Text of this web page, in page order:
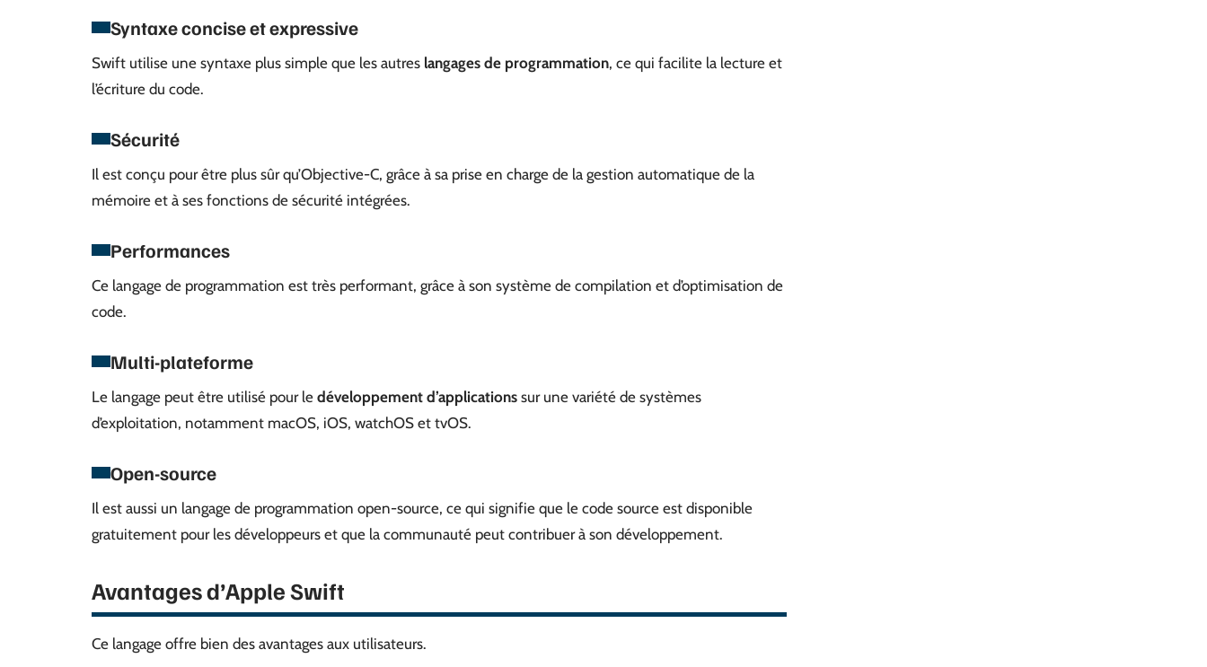
Syntaxe concise et expressive
Swift utilise une syntaxe plus simple que les autres langages de programmation, ce qui facilite la lecture et
l’écriture du code.
Sécurité
Il est conçu pour être plus sûr qu’Objective-C, grâce à sa prise en charge de la gestion automatique de la
mémoire et à ses fonctions de sécurité intégrées.
Performances
Ce langage de programmation est très performant, grâce à son système de compilation et d’optimisation de
code.
Multi-plateforme
Le langage peut être utilisé pour le développement d’applications sur une variété de systèmes
d’exploitation, notamment macOS, iOS, watchOS et tvOS.
Open-source
Il est aussi un langage de programmation open-source, ce qui signifie que le code source est disponible
gratuitement pour les développeurs et que la communauté peut contribuer à son développement.
Avantages d’Apple Swift
Ce langage offre bien des avantages aux utilisateurs.